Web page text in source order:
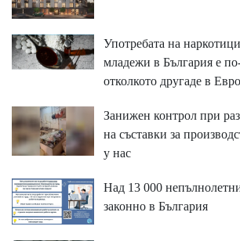
Употребата на
младежи в България е
отколкото другаде в
Занижен контрол при
на съставки за
у нас
Над 13 000
законно в България